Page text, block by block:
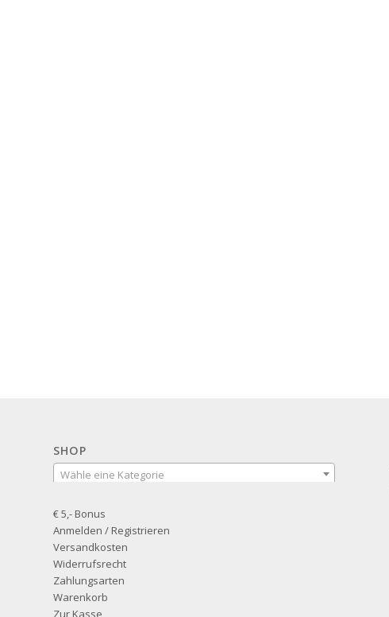
SHOP
Wähle eine Kategorie
€ 5,- Bonus
Anmelden / Registrieren
Versandkosten
Widerrufsrecht
Zahlungsarten
Warenkorb
Zur Kasse